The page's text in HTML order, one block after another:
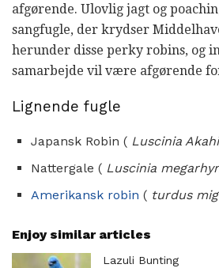
afgørende. Ulovlig jagt og
sangfugle, der krydser
herunder disse perky robins, og
samarbejde vil være afgørende
Lignende fugle
Japansk Robin ( Luscinia
Nattergale ( Luscinia
Amerikansk robin ( turdus
Enjoy similar articles
Lazuli Bunting